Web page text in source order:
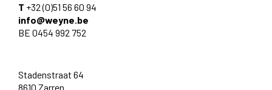
T +32 (0)51 56 60 94
info@weyne.be
BE 0454 992 752
Stadenstraat 64
8610 Zarren